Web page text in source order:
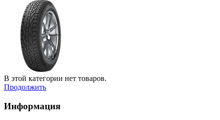
В этой категории нет товаров.
Продолжить
Информация